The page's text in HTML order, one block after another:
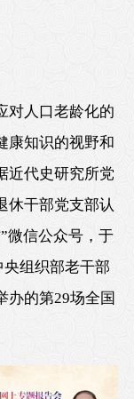
对人口老龄化的
康知识的视野和
近代史研究所党
休干部党支部认
微信公众号，于
组织部老干部
办的第29场全国